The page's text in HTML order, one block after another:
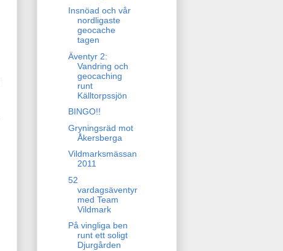
Insnöad och vår
nordligaste
geocache
tagen
Äventyr 2:
Vandring och
geocaching
runt
Källtorpssjön
BINGO!!
Gryningsräd mot
Åkersberga
Vildmarksmässan
2011
52
vardagsäventyr
med Team
Vildmark
På vingliga ben
runt ett soligt
Djurgården